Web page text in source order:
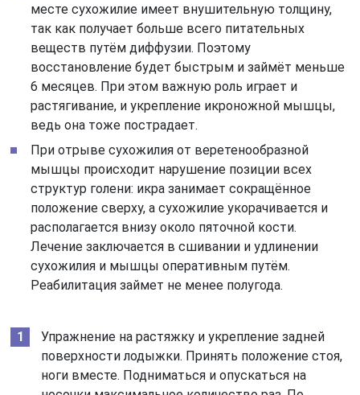
месте сухожилие имеет внушительную толщину,
так как получает больше всего питательных
веществ путём диффузии. Поэтому
восстановление будет быстрым и займёт меньше
6 месяцев. При этом важную роль играет и
растягивание, и укрепление икроножной мышцы,
ведь она тоже пострадает.
При отрыве сухожилия от веретенообразной
мышцы происходит нарушение позиции всех
структур голени: икра занимает сокращённое
положение сверху, а сухожилие укорачивается и
располагается внизу около пяточной кости.
Лечение заключается в сшивании и удлинении
сухожилия и мышцы оперативным путём.
Реабилитация займет не менее полугода.
Упражнение на растяжку и укрепление задней
поверхности лодыжки. Принять положение стоя,
ноги вместе. Подниматься и опускаться на